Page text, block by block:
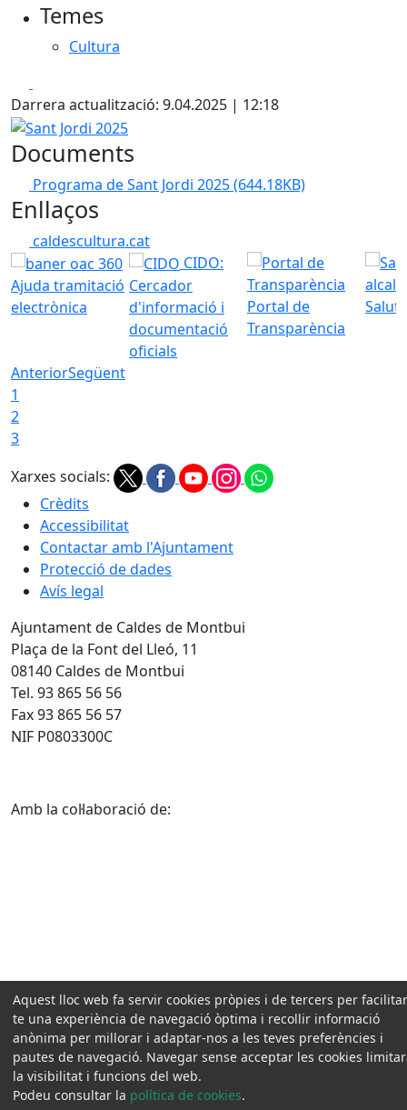
Temes
Cultura
Darrera actualització: 9.04.2025 | 12:18
Sant Jordi 2025
Documents
Programa de Sant Jordi 2025(644.18KB)
Enllaços
caldescultura.cat
Ajuda tramitació
electrònica
CIDO:
Cercador
d'informació i
documentació
oficials
Portal de
Transparència
AnteriorSegüent
1
2
3
Xarxes socials:
Crèdits
Accessibilitat
Contactar amb l'Ajuntament
Protecció de dades
Avís legal
Ajuntament de Caldes de Montbui
Plaça de la Font del Lleó, 11
08140 Caldes de Montbui
Tel. 93 865 56 56
Fax 93 865 56 57
NIF P0803300C
Amb la col·laboració de:
Aquest lloc web fa servir cookies pròpies i de tercers per
te una experiència de navegació òptima i recollir informació
anònima per millorar i adaptar-nos a les teves preferències i
pautes de navegació. Navegar sense acceptar les cookies
la visibilitat i funcions del web.
Podeu consultar la política de cookies.